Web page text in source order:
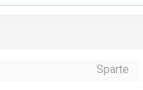
Sparte